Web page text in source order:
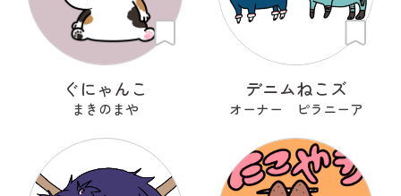
ぐにゃんこ
まきのまや
デニムねこズ
オーナー ピラニーア